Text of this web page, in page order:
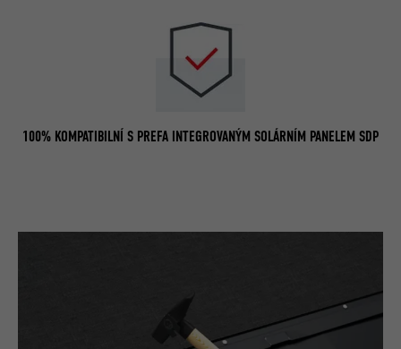
100% KOMPATIBILNÍ S PREFA INTEGROVANÝM SOLÁRNÍM PANELEM SDP